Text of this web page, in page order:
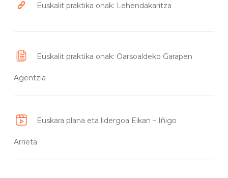
Euskalit praktika onak: Lehendakaritza
Euskalit praktika onak: Oarsoaldeko Garapen
Agentzia
Euskara plana eta lidergoa Eikan – Iñigo
Arrieta